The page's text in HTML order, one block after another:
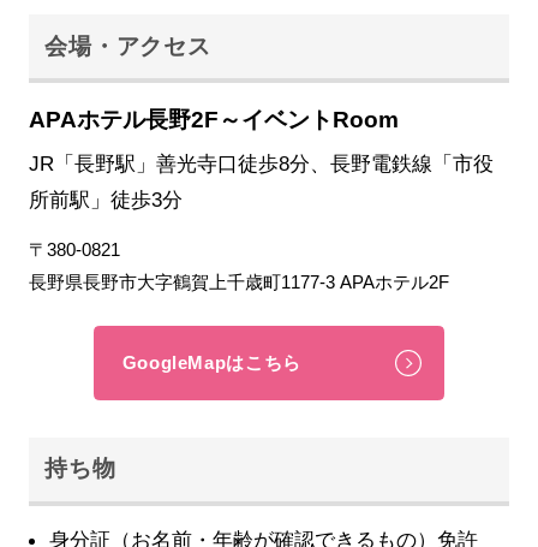
会場・アクセス
APAホテル長野2F～イベントRoom
JR「長野駅」善光寺口徒歩8分、長野電鉄線「市役
所前駅」徒歩3分
〒380-0821
長野県長野市大字鶴賀上千歳町1177-3 APAホテル2F
GoogleMapはこちら
持ち物
身分証（お名前・年齢が確認できるもの）免許